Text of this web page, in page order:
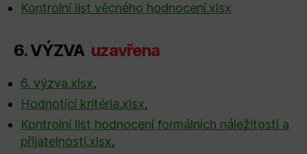
Kontrolní list věcného hodnocení.xlsx
6. VÝZVA uzavřena
6. výzva.xlsx,
Hodnotící kritéria.xlsx,
Kontrolní list hodnocení formálních náležitostí a
přijatelnosti.xlsx,